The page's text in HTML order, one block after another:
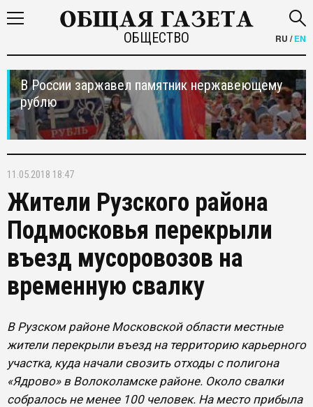
ОБЩЕСТВО RU /EN
В России заржавел памятник нержавеющему
рублю
11.05.2018 18:47
Жители Рузского района
Подмосковья перекрыли
въезд мусоровозов на
временную свалку
В Рузском районе Московской области местные
жители перекрыли въезд на территорию карьерного
участка, куда начали свозить отходы с полигона
«Ядрово» в Волоколамске районе. Около свалки
собралось не менее 100 человек. На место прибыла